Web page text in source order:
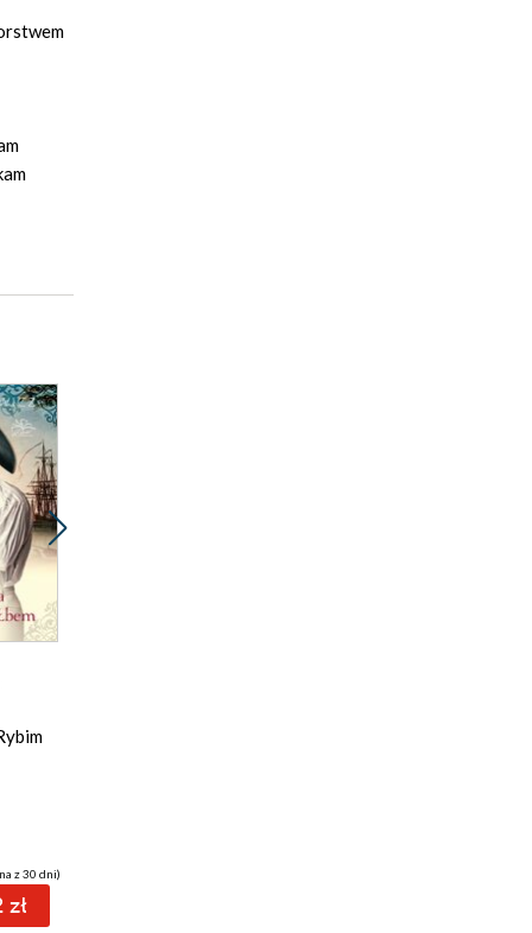
z 30 dni)
zł